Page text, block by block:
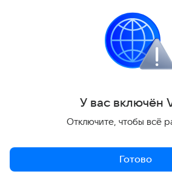
раскола в политической элите
способствовать приходу к
готовых учитывать требования
У вас включён
Отключите, чтобы всё
Готово